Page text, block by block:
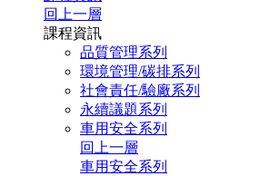
回上一層
課程資訊
品質管理系列
環境管理/碳排系列
社會責任/驗廠系列
永續議題系列
車用安全系列
回上一層
車用安全系列